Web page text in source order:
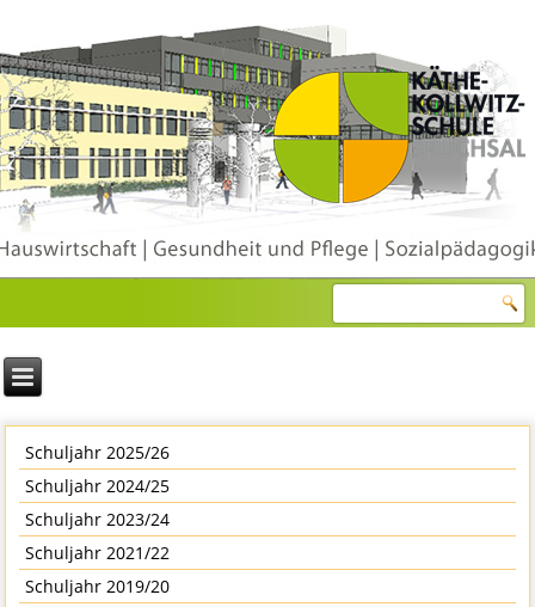
Schuljahr 2025/26
Schuljahr 2024/25
Schuljahr 2023/24
Schuljahr 2021/22
Schuljahr 2019/20